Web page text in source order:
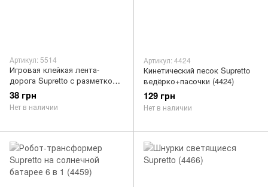
Артикул: 5514
Игровая клейкая лента-
дорога Supretto с разметкой
(5514)
38 грн
Нет в наличии
Артикул: 4424
Кинетический песок Supretto
ведёрко+пасочки (4424)
129 грн
Нет в наличии